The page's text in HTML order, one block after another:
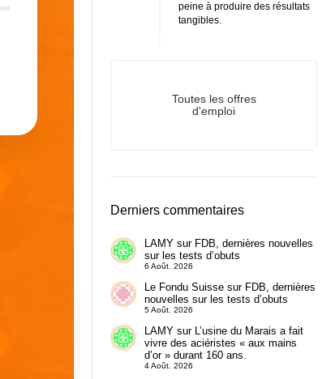
peine à produire des résultats
tangibles.
Toutes les offres
d'emploi
Derniers commentaires
LAMYsur FDB, dernières nouvelles
sur les tests d’obuts
6 Août. 2026
Le Fondu Suissesur FDB, dernières
nouvelles sur les tests d’obuts
5 Août. 2026
LAMYsur L’usine du Marais a fait
vivre des aciéristes « aux mains
d’or » durant 160 ans.
4 Août. 2026